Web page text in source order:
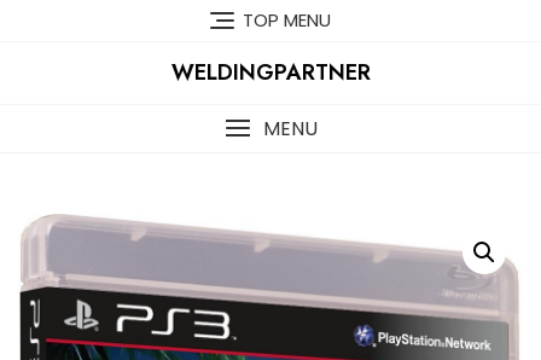
TOP MENU
WELDINGPARTNER
MENU